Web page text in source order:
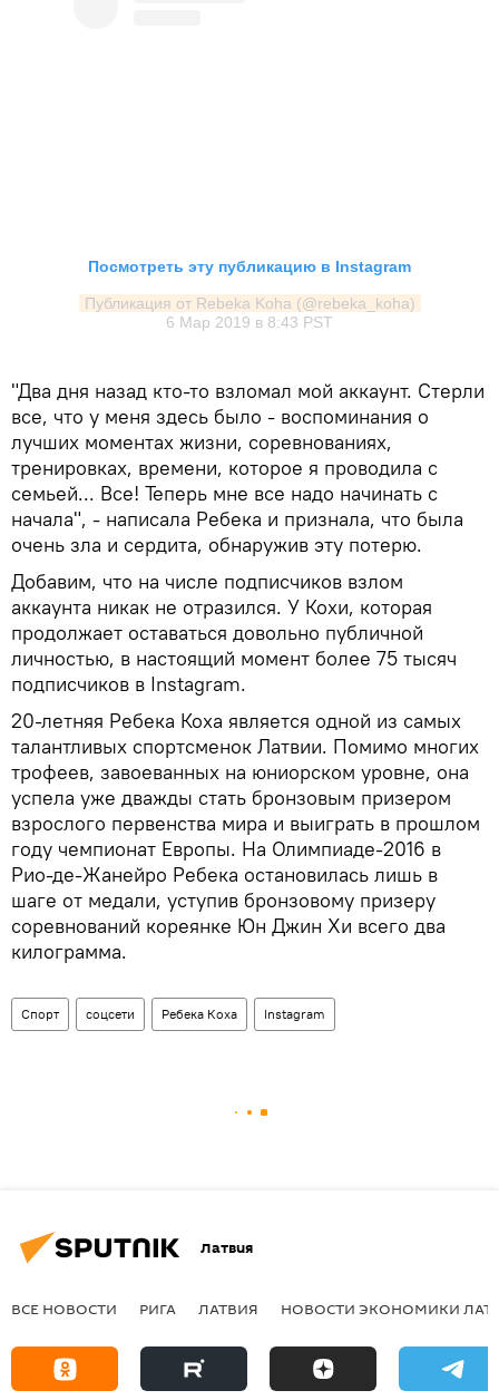
Посмотреть эту публикацию в Instagram
Публикация от Rebeka Koha (@rebeka_koha)
6 Мар 2019 в 8:43 PST
"Два дня назад кто-то взломал мой аккаунт. Стерли
все, что у меня здесь было - воспоминания о
лучших моментах жизни, соревнованиях,
тренировках, времени, которое я проводила с
семьей... Все! Теперь мне все надо начинать с
начала", - написала Ребека и признала, что была
очень зла и сердита, обнаружив эту потерю.
Добавим, что на числе подписчиков взлом
аккаунта никак не отразился. У Кохи, которая
продолжает оставаться довольно публичной
личностью, в настоящий момент более 75 тысяч
подписчиков в Instagram.
20-летняя Ребека Коха является одной из самых
талантливых спортсменок Латвии. Помимо многих
трофеев, завоеванных на юниорском уровне, она
успела уже дважды стать бронзовым призером
взрослого первенства мира и выиграть в прошлом
году чемпионат Европы. На Олимпиаде-2016 в
Рио-де-Жанейро Ребека остановилась лишь в
шаге от медали, уступив бронзовому призеру
соревнований кореянке Юн Джин Хи всего два
килограмма.
Спорт соцсети Ребека Коха Instagram
Латвия
ВСЕ НОВОСТИ РИГА ЛАТВИЯ НОВОСТИ ЭКОНОМИКИ